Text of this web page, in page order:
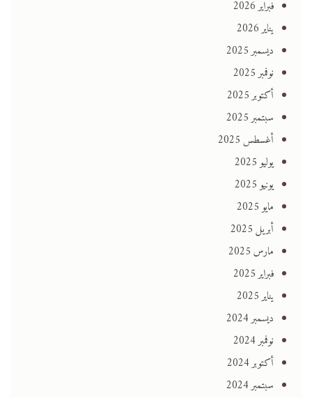
فبراير 2026
يناير 2026
ديسمبر 2025
نوفمبر 2025
أكتوبر 2025
سبتمبر 2025
أغسطس 2025
يوليو 2025
يونيو 2025
مايو 2025
أبريل 2025
مارس 2025
فبراير 2025
يناير 2025
ديسمبر 2024
نوفمبر 2024
أكتوبر 2024
سبتمبر 2024